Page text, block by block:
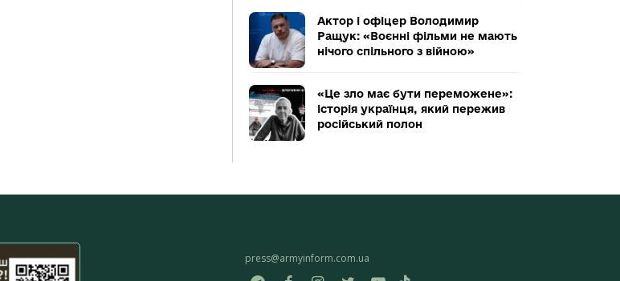
Актор і офіцер Володимир
Ращук: «Воєнні фільми не мають
нічого спільного з війною»
«Це зло має бути переможене»:
історія українця, який пережив
російський полон
press@armyinform.com.ua